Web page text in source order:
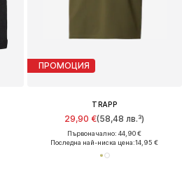
ПРОМОЦИЯ
TRAPP
29,90 €(58,48 лв.³)
Първоначално: 44,90 €
Последна най-ниска цена:14,95 €